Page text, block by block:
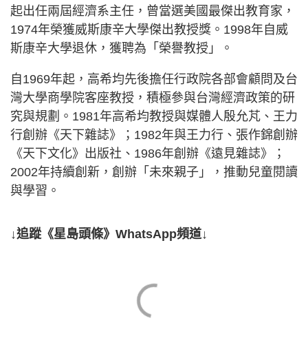
起出任兩屆經濟系主任，曾當選美國最傑出教育家，
1974年榮獲威斯康辛大學傑出教授獎。1998年自威
斯康辛大學退休，獲聘為「榮譽教授」。
自1969年起，高希均先後擔任行政院各部會顧問及台
灣大學商學院客座教授，積極參與台灣經濟政策的研
究與規劃。1981年高希均教授與媒體人殷允芃、王力
行創辦《天下雜誌》；1982年與王力行、張作錦創辦
《天下文化》出版社、1986年創辦《遠見雜誌》；
2002年持續創新，創辦「未來親子」，推動兒童閱讀
與學習。
↓追蹤《星島頭條》WhatsApp頻道↓